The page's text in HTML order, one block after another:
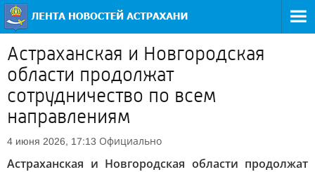
Астраханская и Новгородская
области продолжат
сотрудничество по всем
направлениям
4 июня 2026, 17:13 Официально
Астраханская и Новгородская области продолжат